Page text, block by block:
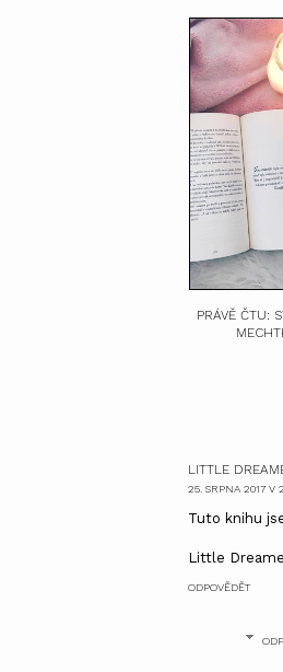
PRÁVĚ ČTU:
LITTLE
25. SRPNA 2017 V
Tuto knihu
Little
ODPOVĚDĚT